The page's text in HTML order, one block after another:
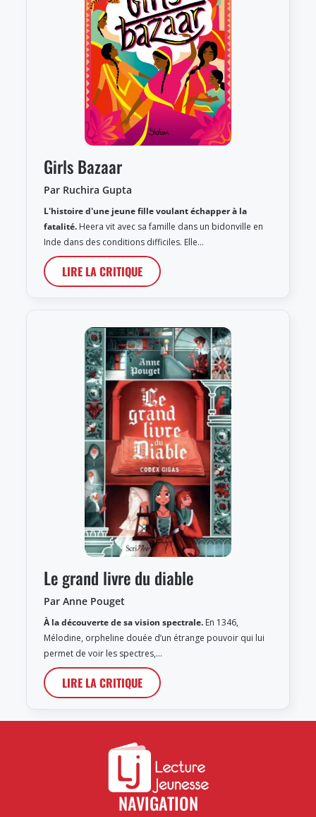
Girls Bazaar
Par Ruchira Gupta
L'histoire d'une jeune fille voulant échapper à la
fatalité. Heera vit avec sa famille dans un bidonville en
Inde dans des conditions difficiles. Elle…
LIRE LA CRITIQUE
Le grand livre du diable
Par Anne Pouget
À la découverte de sa vision spectrale. En 1346,
Mélodine, orpheline douée d’un étrange pouvoir qui lui
permet de voir les spectres,…
LIRE LA CRITIQUE
NAVIGATION